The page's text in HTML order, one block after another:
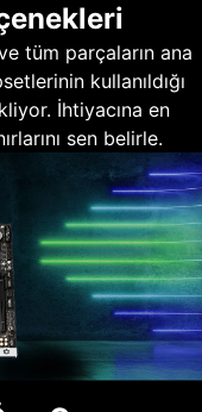
tüm parçaların ana
kullanıldığı
İhtiyacına en
sen belirle.